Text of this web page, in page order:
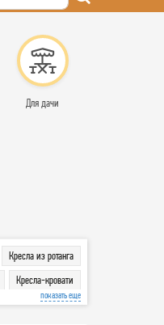
Для дачи
Кресла из ротанга
Кресла-кровати
Кресло реклайнер
показать еще